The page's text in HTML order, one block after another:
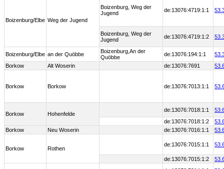
Boizenburg/Elbe Weg der Jugend
Boizenburg, Weg der
Jugend
de:13076:4719:1:1
Boizenburg, Weg der
Jugend
de:13076:4719:1:2
Boizenburg/Elbe an der Quöbbe
Boizenburg,An der
Quöbbe
de:13076:194:1:1
Borkow
Alt Woserin de:13076:7691
Borkow Borkow de:13076:7013:1:1
Borkow Hohenfelde
de:13076:7018:1:1
de:13076:7018:1:2
Borkow
Neu Woserin de:13076:7016:1:1
Borkow Rothen
de:13076:7015:1:1
de:13076:7015:1:2